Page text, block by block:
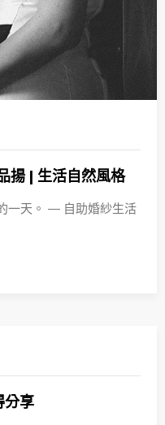
揚 | 生活自然風格
一天。 — 自助婚紗生活
分享